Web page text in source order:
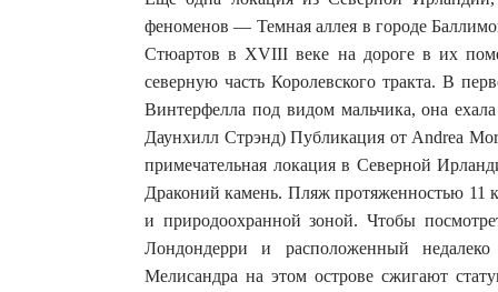
феноменов — Темная аллея в городе
Стюартов в XVIII веке на дороге в их
северную часть Королевского тракта. В
Винтерфелла под видом мальчика, она
Даунхилл Стрэнд) Публикация от Andrea
примечательная локация в Северной
Драконий камень. Пляж протяженностью 11
и природоохранной зоной. Чтобы
Лондондерри и расположенный
Мелисандра на этом острове сжигают